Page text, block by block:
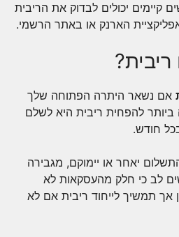
קיימים יכולים לבדוק את הריבית
הארנק או באתר הרשמי.
אם נשאר היתרה הפתוחה שלך
להפחית ריבית היא לשלם
חודש.
יאחר או יימוקם, מגבירה
לב כי חלק מהעסקאות לא
אך תמשיך לייחוד ריבית אם לא